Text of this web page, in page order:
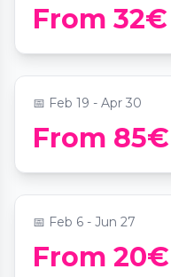
From 32€
immersif
📍Tesoro d'Italia -
📅 Feb 19 - Apr 30
From 85€
Aznavour
📍Maison de l'Océan
📅 Feb 6 - Jun 27
From 20€
Valentin